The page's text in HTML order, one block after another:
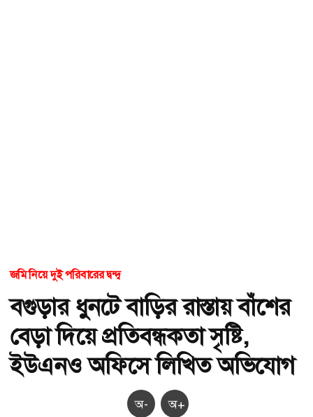
জমি নিয়ে দুই পরিবারের দ্বন্দ্ব
বগুড়ার ধুনটে বাড়ির রাস্তায় বাঁশের
বেড়া দিয়ে প্রতিবন্ধকতা সৃষ্টি,
ইউএনও অফিসে লিখিত অভিযোগ
অ- অ+